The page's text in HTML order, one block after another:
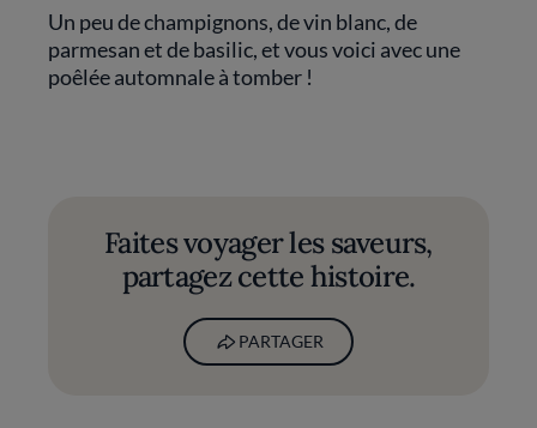
Un peu de champignons, de vin blanc, de
parmesan et de basilic, et vous voici avec une
poêlée automnale à tomber !
Faites voyager les saveurs,
partagez cette histoire.
PARTAGER